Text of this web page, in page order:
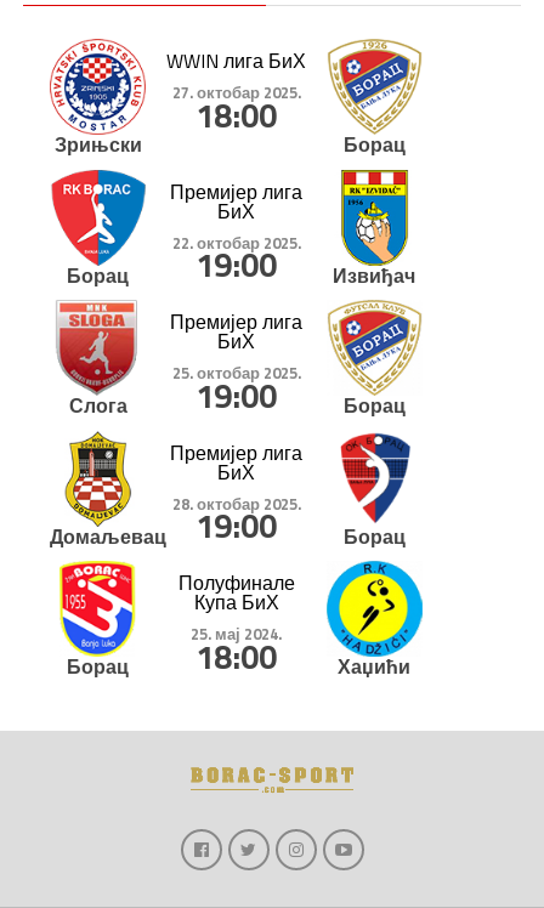
Зрињски
WWIN лига БиХ
27. октобар 2025.
18:00
Борац
Борац
Премијер лига
БиХ
22. октобар 2025.
19:00 Извиђач
Слога
Премијер лига
БиХ
25. октобар 2025.
19:00 Борац
Домаљевац
Премијер лига
БиХ
28. октобар 2025.
19:00 Борац
Борац
Полуфинале
Купа БиХ
25. мај 2024.
18:00 Хаџићи